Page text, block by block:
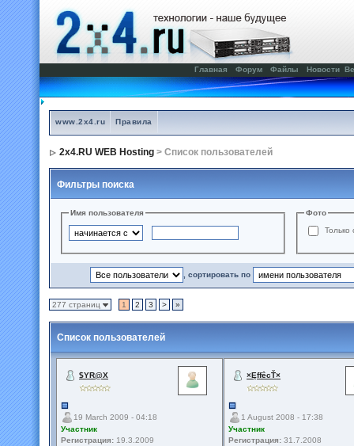
Главная Форум Файлы Новости
www.2x4.ru Правила
2x4.RU WEB Hosting > Список пользователей
Фильтры поиска
Имя пользователя
Фото
Только
, сортировать по
277 страниц 1 2 3 > »
Список пользователей
$YR@X
19 March 2009 - 04:18
Участник
Регистрация: 19.3.2009
×ĘffêcŤ×
1 August 2008 - 17:38
Участник
Регистрация: 31.7.2008